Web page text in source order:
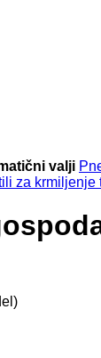
valji
za krmiljenje